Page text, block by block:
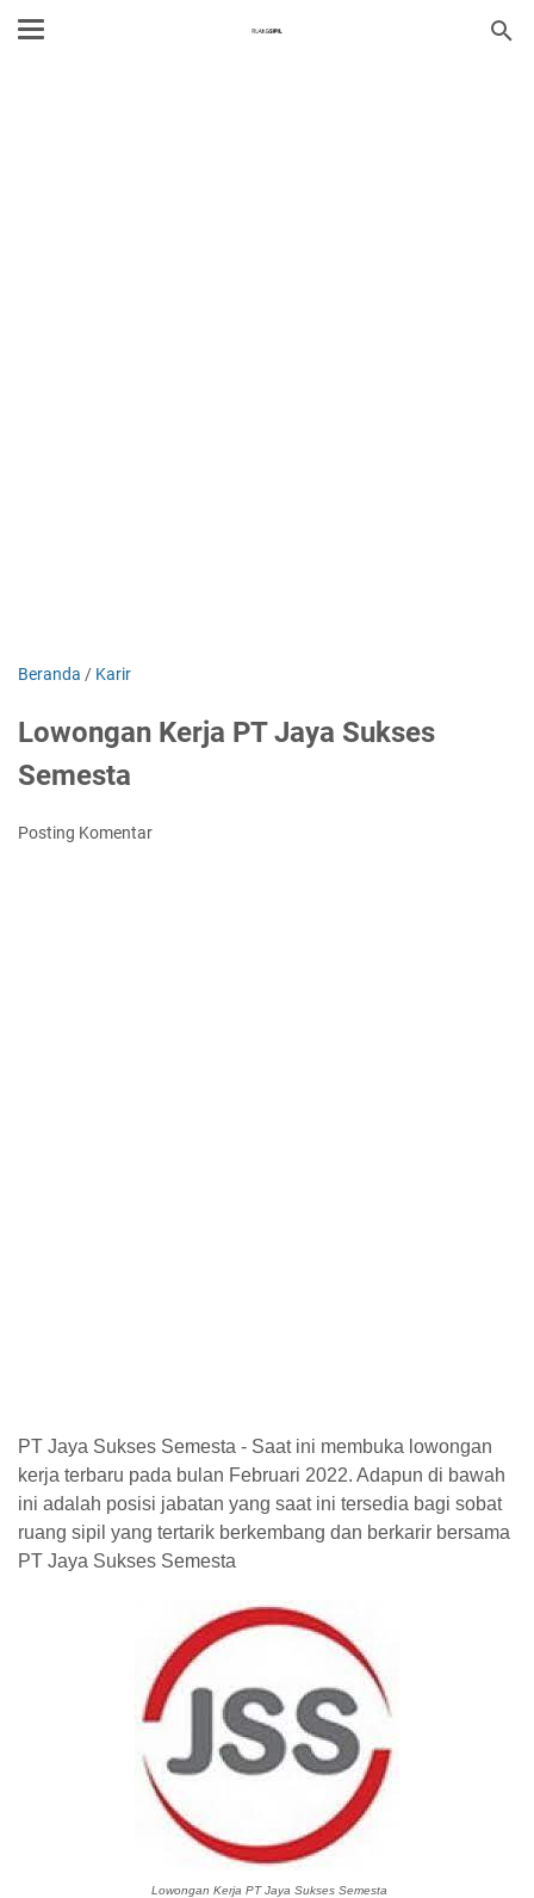
Beranda / Karir
Lowongan Kerja PT Jaya Sukses
Semesta
Posting Komentar
PT Jaya Sukses Semesta - Saat ini membuka lowongan
kerja terbaru pada bulan Februari 2022. Adapun di bawah
ini adalah posisi jabatan yang saat ini tersedia bagi sobat
ruang sipil yang tertarik berkembang dan berkarir bersama
PT Jaya Sukses Semesta
Lowongan Kerja PT Jaya Sukses Semesta